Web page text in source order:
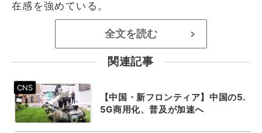
在感を強めている。
全文を読む >
関連記事
【中国・新フロンティア】中国の5.
5G商用化、普及が加速へ